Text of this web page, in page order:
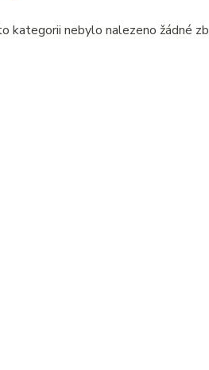
kategorii nebylo nalezeno žádné